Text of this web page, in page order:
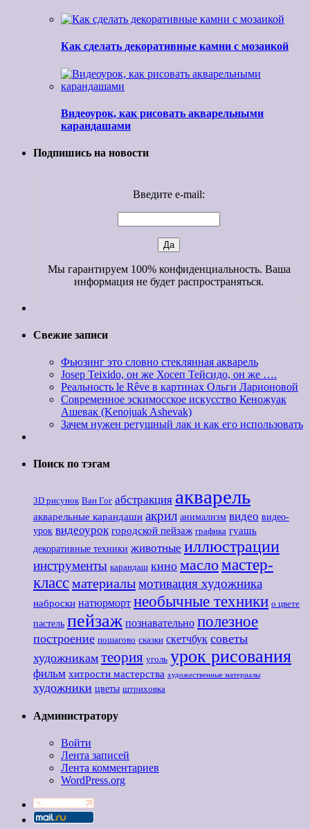
Как сделать декоративные камни с мозаикой
Видеоурок, как рисовать акварельными
карандашами
Подпишись на новости
Введите e-mail:
Мы гарантируем 100% конфиденциальность. Ваша
информация не будет распространяться.
Свежие записи
Фьюзинг это словно стеклянная акварель
Josep Teixido, он же Хосеп Тейсидо, он же ….
Реальность le Rêve в картинах Ольги Ларионовой
Современное эскимосское искусство Кеножуак
Ашевак (Kenojuak Ashevak)
Зачем нужен ретушный лак и как его использовать
Поиск по тэгам
3D рисунок Ван Гог абстракция акварель
акварельные карандаши акрил анимализм видео видео-
урок видеоурок городской пейзаж графика гуашь
декоративные техники животные иллюстрации
инструменты карандаш кино масломастер-
классматериалымотивация художника
наброски натюрморт необычные техники о цвете
пастель пейзаж познавательно полезное
построение пошагово сказки скетчбук советы
художникам теория уголь урок рисования
фильм хитрости мастерства художественные материалы
художники цветы штриховка
Администратору
Войти
Лента записей
Лента комментариев
WordPress.org